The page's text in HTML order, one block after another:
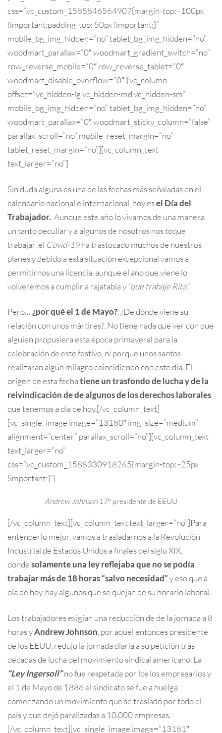
css=”.vc_custom_1585846564907{margin-top: -100px
!important;padding-top: 50px !important;}”
mobile_bg_img_hidden=”no” tablet_bg_img_hidden=”no”
woodmart_parallax=”0″ woodmart_gradient_switch=”no”
row_reverse_mobile=”0″ row_reverse_tablet=”0″
woodmart_disable_overflow=”0″][vc_column
offset=”vc_hidden-lg vc_hidden-md vc_hidden-sm”
mobile_bg_img_hidden=”no” tablet_bg_img_hidden=”no”
woodmart_parallax=”0″ woodmart_sticky_column=”false”
parallax_scroll=”no” mobile_reset_margin=”no”
tablet_reset_margin=”no”][vc_column_text
text_larger=”no”]
Sin duda alguna es una de las fechas más señaladas en el
calendario nacional e internacional, hoy esel Día del
Trabajador. Aunque este año lo vivamos de una manera
un tanto peculiar y a algunos de nosotros nos toque
trabajar, el Covid-19ha trastocado muchos de nuestros
planes y debido a esta situación excepcional vamos a
permitirnos una licencia, aunque el año que viene lo
volveremos a cumplir a rajatabla y “que trabaje Rita”.
Pero… ¿por qué el 1 de Mayo? , ¿De dónde viene su
relación con unos mártires?. No tiene nada que ver con que
alguien propusiera esta época primaveral para la
celebración de este festivo, ni porque unos santos
realizaran algún milagro coincidiendo con este día. El
origen de esta fechatiene un trasfondo de lucha y de la
reivindicación de de algunos de los derechos laborales
que tenemos a día de hoy.[/vc_column_text]
[vc_single_image image=”13180″ img_size=”medium”
alignment=”center” parallax_scroll=”no”][vc_column_text
text_larger=”no”
css=”.vc_custom_1588330918265{margin-top: -25px
!important;}”]
Andrew Johnson17º presidente de EEUU
[/vc_column_text][vc_column_text text_larger=”no”]Para
entenderlo mejor, vamos a trasladarnos a la Revolución
Industrial de Estados Unidos a finales del siglo XIX,
dondesolamente una ley reflejaba que no se podía
trabajar más de 18 horas “salvo necesidad”y eso que a
día de hoy, hay algunos que se quejan de su horario laboral.
Los trabajadores exigían una reducción de de la jornada a 8
horas yAndrew Johnson , por aquel entonces presidente
de los EEUU, redujo la jornada diaria a su petición tras
décadas de lucha del movimiento sindical americano. La
“Ley Ingersoll”no fue respetada por los los empresarios y
el 1 de Mayo de 1886 el sindicato se fue a huelga
comenzando un movimiento que se trasladó por todo el
país y que dejó paralizadas a 10.000 empresas.
[/vc_column_text][vc_single_image image=”13181″